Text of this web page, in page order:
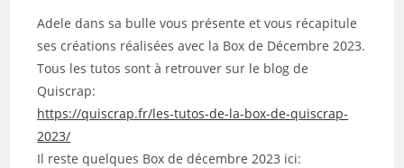
publication :
Adele dans sa bulle vous présente et vous récapitule
ses créations réalisées avec la Box de Décembre 2023.
Tous les tutos sont à retrouver sur le blog de
Quiscrap:
https://quiscrap.fr/les-tutos-de-la-box-de-quiscrap-
2023/
Il reste quelques Box de décembre 2023 ici: